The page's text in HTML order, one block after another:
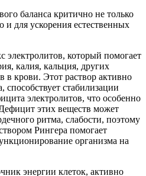
баланса критично не только
и для ускорения естественных
электролитов, который помогает
калия, кальция, других
крови. Этот раствор активно
способствует стабилизации
электролитов, что особенно
этих веществ может
ритма, слабости, поэтому
Рингера помогает
организма на
энергии клеток, активно